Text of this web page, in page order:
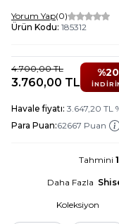
Yorum Yap(0)
Ürün Kodu: 185312
4.700,00TL
3.760,00 TL
%20
Havale fiyatı: 3.647,20 TL
Para Puan:62667 Puan
Tahmini
Daha Fazla
Koleksiyon